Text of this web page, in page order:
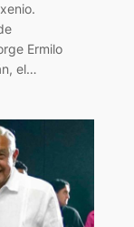
Ermilo
el…